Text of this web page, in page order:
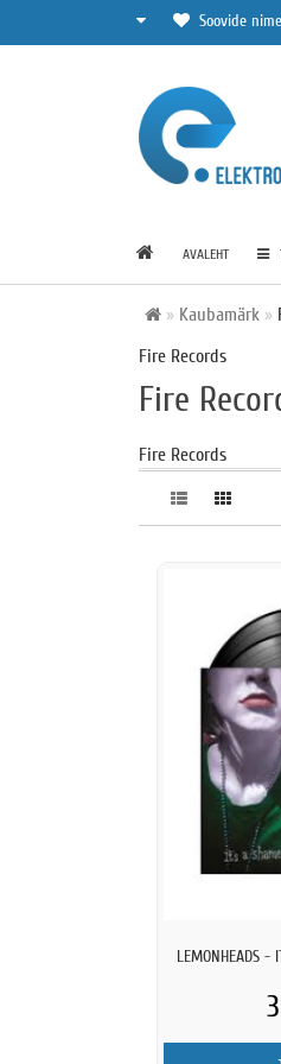
Soovide
AVALEHT
Kaubamärk
Fire Records
Fire
Fire Records
LEMONHEADS -